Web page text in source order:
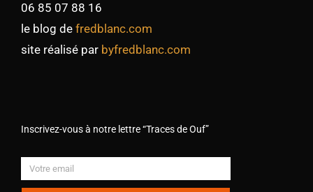
06 85 07 88 16
le blog de fredblanc.com
site réalisé par byfredblanc.com
Inscrivez-vous à notre lettre “Traces de Ouf”